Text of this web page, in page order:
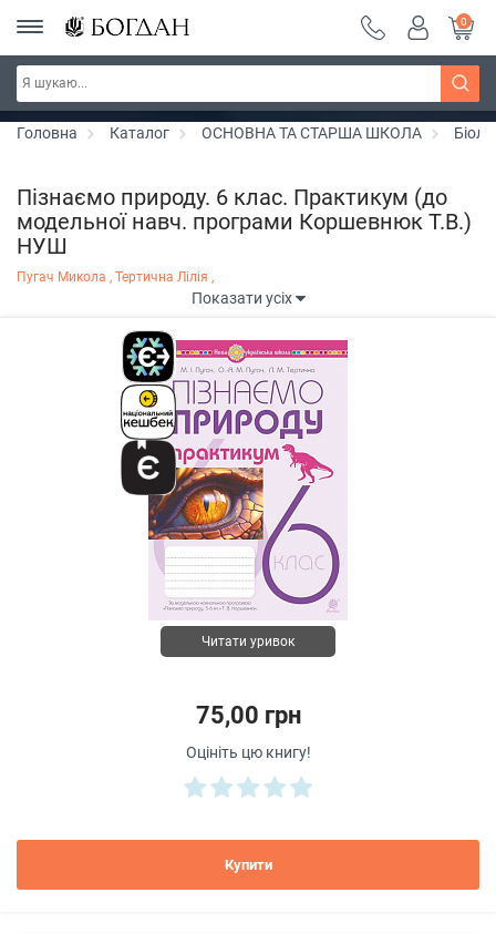
РОЗПРОДАЖ ~ 150 грн ~ 200 грн ~ 250 грн ~
300 грн ~ РОЗПРОДАЖ
Дізнатись більше
0
Головна Каталог ОСНОВНА ТА СТАРША ШКОЛА
Пізнаємо природу. 6 клас. Практикум (до
модельної навч. програми Коршевнюк Т.В.)
НУШ
Пугач Микола , Тертична Лілія ,
Показати усіх
Читати уривок
75,00 грн
Оцініть цю книгу!
Купити